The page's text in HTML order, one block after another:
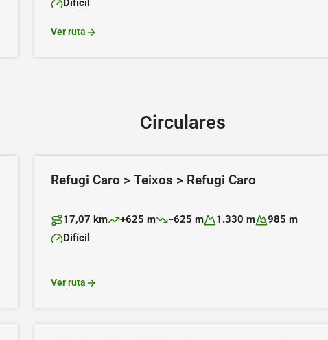
Dificultad:
Difícil
Ver ruta
Circulares
Refugi Caro > Teixos > Refugi Caro
Distancia:
17,07 km
Desnivel positivo:
+625 m
Desnivel negativo:
−625 m
Altitud máxima:
1.330 m
Altitud mínima:
985 m
Dificultad:
Difícil
Ver ruta